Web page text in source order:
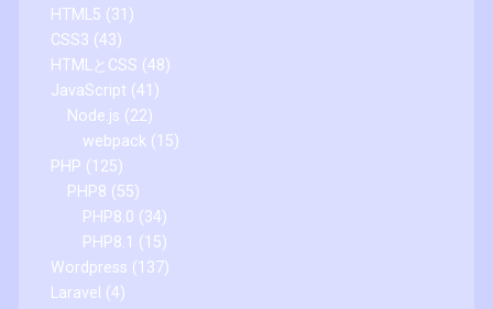
HTML5 (31)
CSS3 (43)
HTMLとCSS (48)
JavaScript (41)
Node.js (22)
webpack (15)
PHP (125)
PHP8 (55)
PHP8.0 (34)
PHP8.1 (15)
Wordpress (137)
Laravel (4)